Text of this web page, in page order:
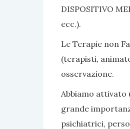
DISPOSITIVO
ecc.).
Le Terapie non
(terapisti,
osservazione.
Abbiamo attivato
grande
psichiatrici,